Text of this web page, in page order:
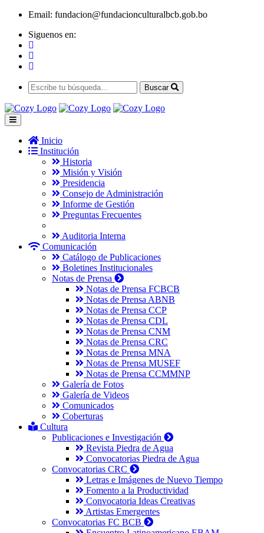
Email: fundacion@fundacionculturalbcb.gob.bo
Siguenos en:
Buscar
Inicio
Institución
Historia
Misión y Visión
Presidencia
Consejo de Administración
Informe de Gestión
Preguntas Frecuentes
Auditoria Interna
Comunicación
Catálogo de Publicaciones
Boletines Institucionales
Notas de Prensa
Notas de Prensa FCBCB
Notas de Prensa ABNB
Notas de Prensa CCP
Notas de Prensa CDL
Notas de Prensa CNM
Notas de Prensa CRC
Notas de Prensa MNA
Notas de Prensa MUSEF
Notas de Prensa CCMMNP
Galería de Fotos
Galería de Videos
Comunicados
Coberturas
Cultura
Publicaciones e Investigación
Revista Piedra de Agua
Convocatorias Piedra de Agua
Convocatorias CRC
Letras e Imágenes de Nuevo Tiempo
Fomento a la Productividad
Convocatoria Ideas Creativas
Artistas Emergentes
Convocatorias FC BCB